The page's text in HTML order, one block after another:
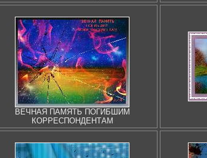
ВЕЧНАЯ ПАМЯТЬ ПОГИБШИМ
КОРРЕСПОНДЕНТАМ